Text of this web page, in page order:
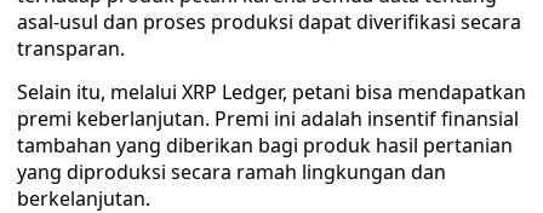
asal-usul dan proses produksi dapat diverifikasi secara
transparan.
Selain itu, melalui XRP Ledger, petani bisa mendapatkan
premi keberlanjutan. Premi ini adalah insentif finansial
tambahan yang diberikan bagi produk hasil pertanian
yang diproduksi secara ramah lingkungan dan
berkelanjutan.